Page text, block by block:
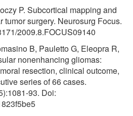
P. Subcortical mapping and
tumor surgery. Neurosurg Focus.
2009.8.FOCUS09140
B, Pauletto G, Eleopra R,
nonenhancing gliomas:
resection, clinical outcome,
series of 66 cases.
93. Doi: